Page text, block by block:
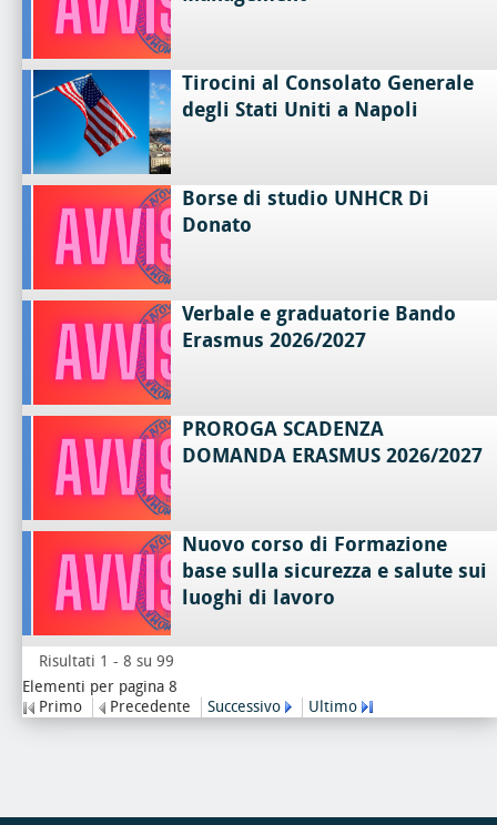
Tirocini al Consolato Generale
degli Stati Uniti a Napoli
Borse di studio UNHCR Di
Donato
Verbale e graduatorie Bando
Erasmus 2026/2027
PROROGA SCADENZA
DOMANDA ERASMUS 2026/2027
Nuovo corso di Formazione
base sulla sicurezza e salute sui
luoghi di lavoro
Risultati 1 - 8 su 99
Elementi per pagina 8
Primo
Precedente Successivo Ultimo